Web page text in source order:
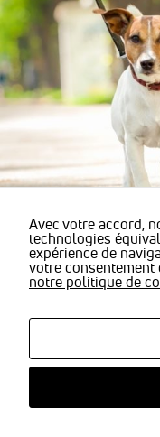
© Stavila -Mentions
| Tous
Avec votre accord,
technologies
expérience de
votre consentement
notre politique de